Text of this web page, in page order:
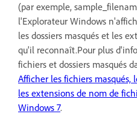
(par exemple,
l'Explorateur Windows
les dossiers masqués et les
qu'il reconnaît.Pour plus
fichiers et dossiers masqués
Afficher les fichiers masqués,
les extensions de nom de
Windows 7.